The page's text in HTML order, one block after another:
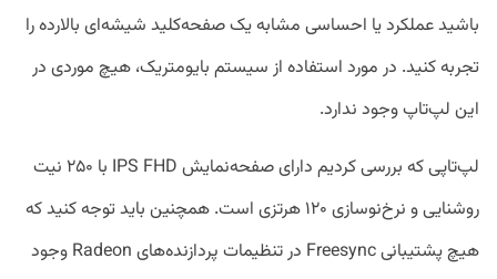
باشید عملکرد یا احساسی مشابه یک صفحه‌کلید شیشه‌ای بالارده را
تجربه کنید. در مورد استفاده از سیستم بایومتریک، هیچ موردی در
این لپ‌تاپ وجود ندارد.
لپ‌تاپی که بررسی کردیم دارای صفحه‌نمایش IPS FHD با ۲۵۰ نیت
روشنایی و نرخ‌نوسازی ۱۲۰ هرتزی است. همچنین باید توجه کنید که
هیچ پشتیبانی Freesync در تنظیمات پردازنده‌های Radeon وجود